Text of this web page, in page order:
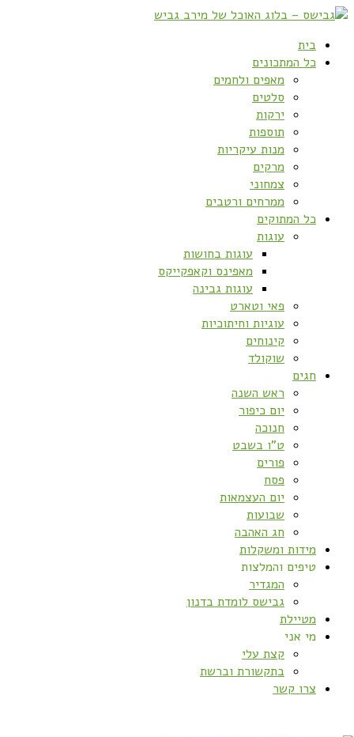
בית
כל המתכונים
מאפים ולחמים
סלטים
ירקות
תוספות
מנות עיקריות
מרקים
צמחוני
ממרחים ורטבים
כל המתוקים
עוגות
עוגות בחושות
מאפינס וקאפקייקס
עוגות גבינה
פאי וטארט
עוגיות וחיתוכיות
קינוחים
שוקולד
חגים
ראש השנה
יום כיפור
חנוכה
ט”ו בשבט
פורים
פסח
יום העצמאות
שבועות
חג האהבה
מידות ומשקלות
טיפים והמלצות
המגדיר
גבישס לומדת בדנון
מטיילת
מי אני
קצת עלי
בתקשורת וברשת
צרו קשר